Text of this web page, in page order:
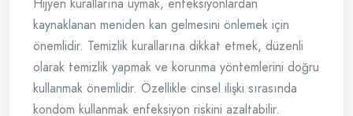
Hijyen kurallarına uymak, enfeksiyonlardan
kaynaklanan meniden kan gelmesini önlemek için
önemlidir. Temizlik kurallarına dikkat etmek, düzenli
olarak temizlik yapmak ve korunma yöntemlerini doğru
kullanmak önemlidir. Özellikle cinsel ilişki sırasında
kondom kullanmak enfeksiyon riskini azaltabilir.